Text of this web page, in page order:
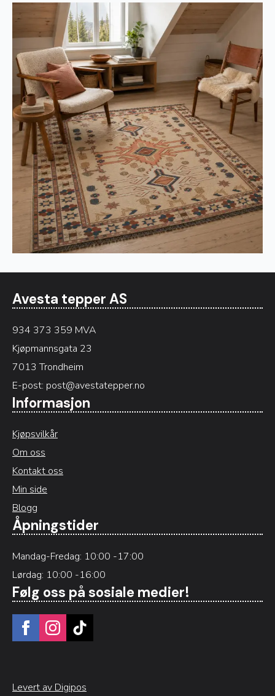
Avesta tepper AS
934 373 359 MVA
Kjøpmannsgata 23
7013 Trondheim
E-post: post@avestatepper.no
Informasjon
Kjøpsvilkår
Om oss
Kontakt oss
Min side
Blogg
Åpningstider
Mandag-Fredag: 10:00 -17:00
Lørdag: 10:00 -16:00
Følg oss på sosiale medier!
Levert av Digipos